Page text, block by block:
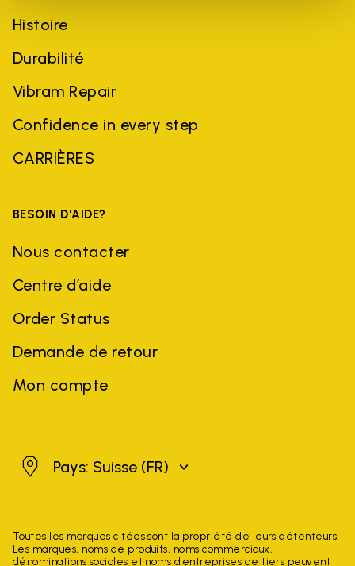
Histoire
Durabilité
Vibram Repair
Confidence in every step
CARRIÈRES
BESOIN D'AIDE?
Nous contacter
Centre d’aide
Order Status
Demande de retour
Mon compte
SuissePays: Suisse (FR)
Toutes les marques citées sont la propriété de leurs détenteurs.
Les marques, noms de produits, noms commerciaux,
dénominations sociales et noms d'entreprises de tiers peuvent